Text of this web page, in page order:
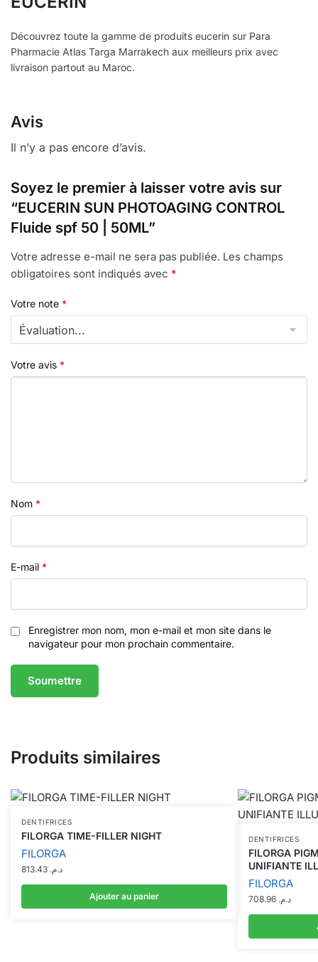
Découvrez toute la gamme de produits eucerin sur Para
Pharmacie Atlas Targa Marrakech aux meilleurs prix avec
livraison partout au Maroc.
Avis
Il n’y a pas encore d’avis.
Soyez le premier à laisser votre avis sur
“EUCERIN SUN PHOTOAGING CONTROL
Fluide spf 50 | 50ML”
Votre adresse e-mail ne sera pas publiée. Les champs
obligatoires sont indiqués avec *
Votre note *
Votre avis *
Nom *
E-mail *
Enregistrer mon nom, mon e-mail et mon site dans le
navigateur pour mon prochain commentaire.
Produits similaires
DENTIFRICES
FILORGA TIME-FILLER NIGHT
FILORGA
د.م.
Ajouter au panier
DENTIFRICES
FILORGA
UNIFIANTE
FILORGA
د.م.